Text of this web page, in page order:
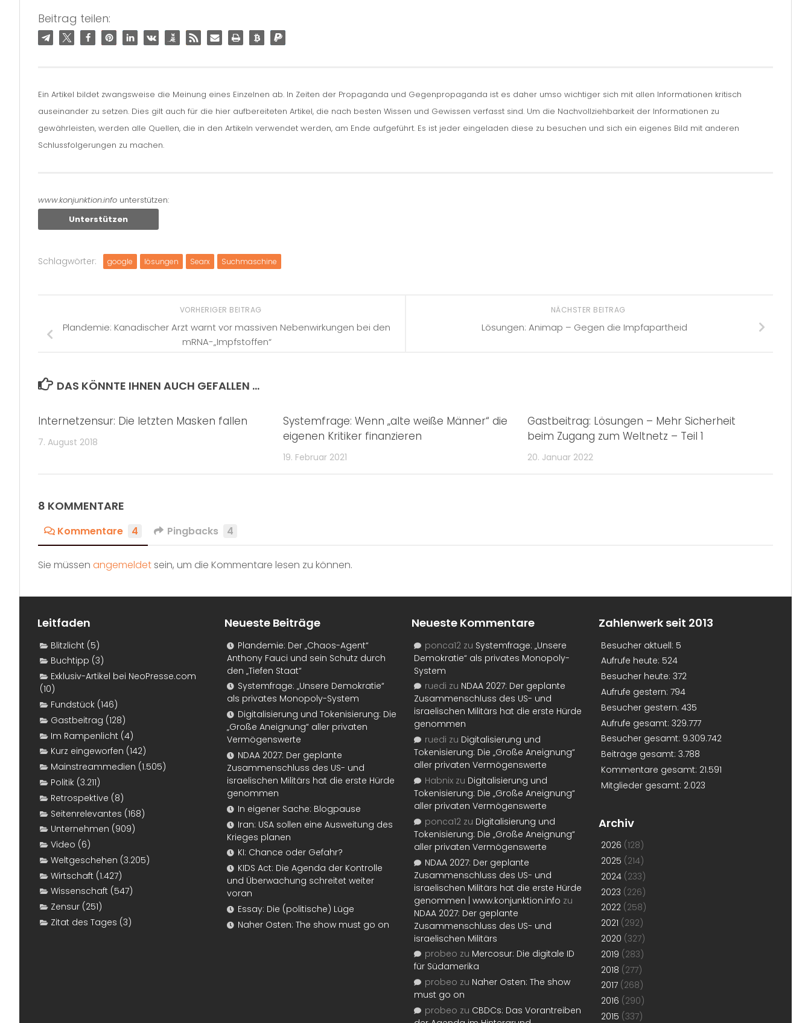
Beitrag teilen:
Ein Artikel bildet zwangsweise die Meinung eines Einzelnen ab. In Zeiten der Propaganda und Gegenpropaganda ist es daher umso wichtiger sich mit allen Informationen kritisch
auseinander zu setzen. Dies gilt auch für die hier aufbereiteten Artikel, die nach besten Wissen und Gewissen verfasst sind. Um die Nachvollziehbarkeit der Informationen zu
gewährleisten, werden alle Quellen, die in den Artikeln verwendet werden, am Ende aufgeführt. Es ist jeder eingeladen diese zu besuchen und sich ein eigenes Bild mit anderen
Schlussfolgerungen zu machen.
www.konjunktion.info unterstützen:
Unterstützen
Schlagwörter: google lösungen Searx Suchmaschine
NÄCHSTER BEITRAG
Lösungen: Animap – Gegen die Impfapartheid
VORHERIGER BEITRAG
Plandemie: Kanadischer Arzt warnt vor massiven Nebenwirkungen bei den
mRNA-„Impfstoffen“
DAS KÖNNTE IHNEN AUCH GEFALLEN …
Internetzensur: Die letzten Masken fallen
7. August 2018
Systemfrage: Wenn „alte weiße Männer“ die
eigenen Kritiker finanzieren
19. Februar 2021
Gastbeitrag: Lösungen – Mehr Sicherheit
beim Zugang zum Weltnetz – Teil 1
20. Januar 2022
8 KOMMENTARE
Kommentare 4 Pingbacks 4
Sie müssen angemeldetsein, um die Kommentare lesen zu können.
Leitfaden
Blitzlicht (5)
Buchtipp (3)
Exklusiv-Artikel bei NeoPresse.com
(10)
Fundstück (146)
Gastbeitrag (128)
Im Rampenlicht (4)
Kurz eingeworfen (142)
Mainstreammedien (1.505)
Politik (3.211)
Retrospektive (8)
Seitenrelevantes (168)
Unternehmen (909)
Video (6)
Weltgeschehen (3.205)
Wirtschaft (1.427)
Wissenschaft (547)
Zensur (251)
Zitat des Tages (3)
Neueste Beiträge
Plandemie: Der „Chaos-Agent“
Anthony Fauci und sein Schutz durch
den „Tiefen Staat“
Systemfrage: „Unsere Demokratie“
als privates Monopoly-System
Digitalisierung und Tokenisierung: Die
„Große Aneignung“ aller privaten
Vermögenswerte
NDAA 2027: Der geplante
Zusammenschluss des US- und
israelischen Militärs hat die erste Hürde
genommen
In eigener Sache: Blogpause
Iran: USA sollen eine Ausweitung des
Krieges planen
KI: Chance oder Gefahr?
KIDS Act: Die Agenda der Kontrolle
und Überwachung schreitet weiter
voran
Essay: Die (politische) Lüge
Naher Osten: The show must go on
Neueste Kommentare
ponca12 zu Systemfrage: „Unsere
Demokratie“ als privates Monopoly-
System
ruedi zu NDAA 2027: Der geplante
Zusammenschluss des US- und
israelischen Militärs hat die erste Hürde
genommen
ruedi zu Digitalisierung und
Tokenisierung: Die „Große Aneignung“
aller privaten Vermögenswerte
Habnix zu Digitalisierung und
Tokenisierung: Die „Große Aneignung“
aller privaten Vermögenswerte
ponca12 zu Digitalisierung und
Tokenisierung: Die „Große Aneignung“
aller privaten Vermögenswerte
NDAA 2027: Der geplante
Zusammenschluss des US- und
israelischen Militärs hat die erste Hürde
genommen | www.konjunktion.info zu
NDAA 2027: Der geplante
Zusammenschluss des US- und
israelischen Militärs
probeo zu Mercosur: Die digitale ID
für Südamerika
probeo zu Naher Osten: The show
must go on
probeo zu CBDCs: Das Vorantreiben
Zahlenwerk seit 2013
Besucher aktuell: 5
Aufrufe heute: 524
Besucher heute: 372
Aufrufe gestern: 794
Besucher gestern: 435
Aufrufe gesamt: 329.777
Besucher gesamt: 9.309.742
Beiträge gesamt: 3.788
Kommentare gesamt: 21.591
Mitglieder gesamt: 2.023
Archiv
2026 (128)
2025 (214)
2024 (233)
2023 (226)
2022 (258)
2021 (292)
2020 (327)
2019 (283)
2018 (277)
2017 (268)
2016 (290)
2015 (337)